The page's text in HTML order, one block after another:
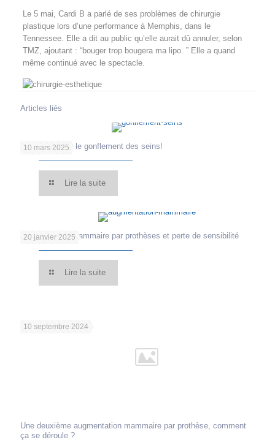
Le 5 mai, Cardi B a parlé de ses problèmes de chirurgie
plastique lors d’une performance à Memphis, dans le
Tennessee. Elle a dit au public qu’elle aurait dû annuler, selon
TMZ, ajoutant : “bouger trop bougera ma lipo. ” Elle a quand
même continué avec le spectacle.
Articles liés
10 mars 2025
Tout savoir sur le gonflement des seins!
Lire la suite
20 janvier 2025
Augmentation mammaire par prothèses et perte de sensibilité
Lire la suite
10 septembre 2024
Une deuxième augmentation mammaire par prothèse, comment
ça se déroule ?